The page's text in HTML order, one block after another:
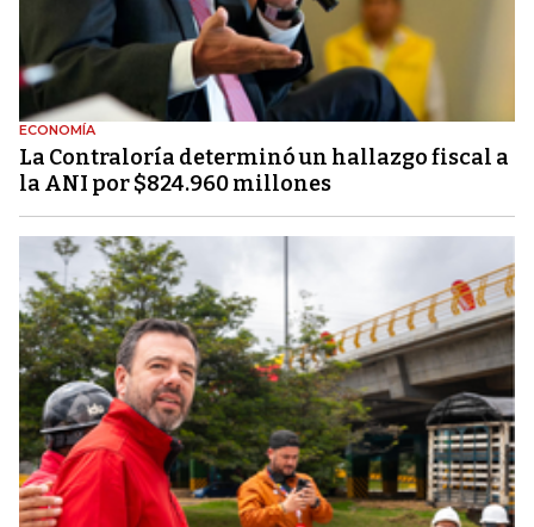
ECONOMÍA
La Contraloría determinó un hallazgo fiscal a
la ANI por $824.960 millones